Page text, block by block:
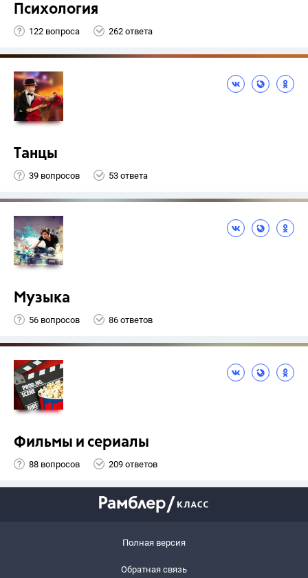
Психология
122 вопроса 262 ответа
Танцы
39 вопросов 53 ответа
Музыка
56 вопросов 86 ответов
Фильмы и сериалы
88 вопросов 209 ответов
Полная версия
Обратная связь